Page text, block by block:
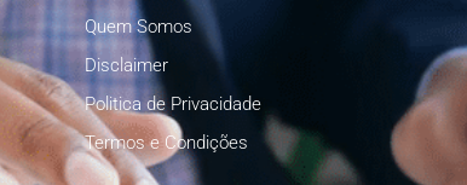
Quem Somos
Disclaimer
Politica de Privacidade
Termos e Condições